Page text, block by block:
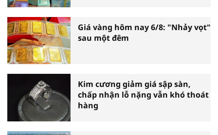
Giá vàng hôm nay 6/8: "Nhảy vọt"
sau một đêm
Kim cương giảm giá sập sàn,
chấp nhận lỗ nặng vẫn khó thoát
hàng